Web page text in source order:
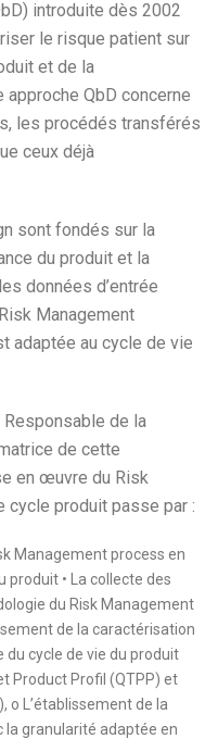
introduite dès 2002
le risque patient sur
et de la
QbD concerne
les procédés transférés
ceux déjà
sont fondés sur la
du produit et la
données d’entrée
Management
adaptée au cycle de vie
Responsable de la
de cette
en œuvre du Risk
cycle produit passe par :
Management process en
produit • La collecte des
du Risk Management
de la caractérisation
du cycle de vie du produit
Product Profil (QTPP) et
o L’établissement de la
granularité adaptée en